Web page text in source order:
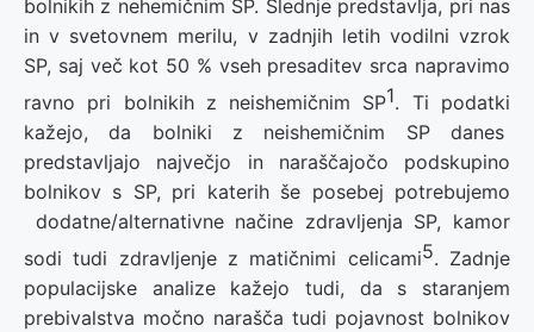
bolnikih z nehemičnim SP. Slednje predstavlja, pri nas
in v svetovnem merilu, v zadnjih letih vodilni vzrok
SP, saj več kot 50 % vseh presaditev srca napravimo
ravno pri bolnikih z neishemičnim SP1. Ti podatki
kažejo, da bolniki z neishemičnim SP danes
predstavljajo največjo in naraščajočo podskupino
bolnikov s SP, pri katerih še posebej potrebujemo
dodatne/alternativne načine zdravljenja SP, kamor
sodi tudi zdravljenje z matičnimi celicami5. Zadnje
populacijske analize kažejo tudi, da s staranjem
prebivalstva močno narašča tudi pojavnost bolnikov